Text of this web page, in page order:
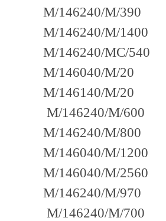
M/146240/M/390
M/146240/M/1400
M/146240/MC/540
M/146040/M/20
M/146140/M/20
M/146240/M/600
M/146240/M/800
M/146040/M/1200
M/146040/M/2560
M/146240/M/970
M/146240/M/700